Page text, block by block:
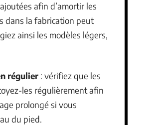
afin d’amortir les
dans la fabrication peut
ainsi les modèles légers,
régulier : vérifiez que les
les régulièrement afin
prolongé si vous
du pied.